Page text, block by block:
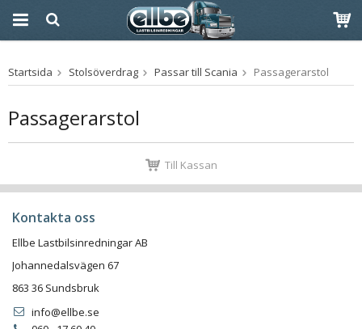
Produkten har blivit
tillagd i varukorgen
Startsida Stolsöverdrag Passar till Scania Passagerarstol
Passagerarstol
Till Kassan
Kontakta oss
Ellbe Lastbilsinredningar AB
Johannedalsvägen 67
863 36 Sundsbruk
info@ellbe.se